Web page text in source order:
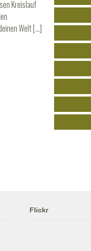
Kreislauf
Welt […]
Flickr